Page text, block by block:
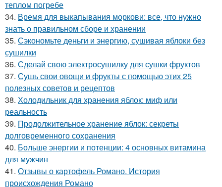
теплом погребе
34. Время для выкапывания моркови: все, что нужно
знать о правильном сборе и хранении
35. Сэкономьте деньги и энергию, сушивая яблоки без
сушилки
36. Сделай свою электросушилку для сушки фруктов
37. Сушь свои овощи и фрукты с помощью этих 25
полезных советов и рецептов
38. Холодильник для хранения яблок: миф или
реальность
39. Продолжительное хранение яблок: секреты
долговременного сохранения
40. Больше энергии и потенции: 4 основных витамина
для мужчин
41. Отзывы о картофель Романо. История
происхождения Романо